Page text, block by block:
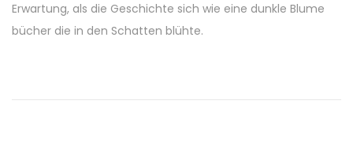
Erwartung, als die Geschichte sich wie eine dunkle Blume
bücher die in den Schatten blühte.